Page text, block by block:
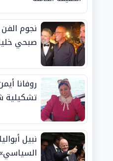
نجوم
صبحي
روفانا
تشكيلية
الجوائز
نبيل